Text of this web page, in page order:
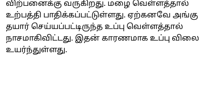
விற்பனைக்கு வருகிறது. மழை வெள்ளத்தால்
உற்பத்தி பாதிக்கப்பட்டுள்ளது. ஏற்கனவே அங்கு
தயார் செய்யப்பட்டிருந்த உப்பு வெள்ளத்தால்
நாசமாகிவிட்டது. இதன் காரணமாக உப்பு விலை
உயர்ந்துள்ளது.